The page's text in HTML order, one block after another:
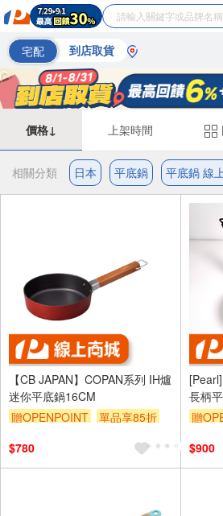
宅配 到店取貨
價格↓ 上架時間
相關分類 日本 平底鍋 平底鍋 線
【CB JAPAN】COPAN系列 IH爐
迷你平底鍋16CM
贈OPENPOINT
單品享85折
$780
[Pearl]
長柄
用
贈
$900